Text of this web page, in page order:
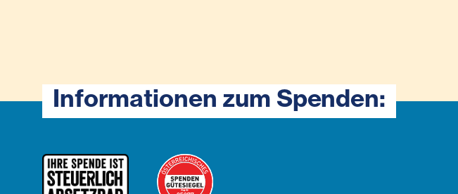
Informationen zum Spenden: